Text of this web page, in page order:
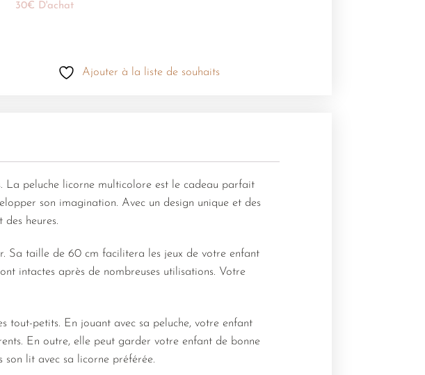
30€ D'achat
Ajouter à la liste de souhaits
La peluche licorne multicolore est le cadeau parfait
son imagination. Avec un design unique et des
heures.
Sa taille de 60 cm facilitera les jeux de votre enfant
intactes après de nombreuses utilisations. Votre
tout-petits. En jouant avec sa peluche, votre enfant
En outre, elle peut garder votre enfant de bonne
lit avec sa licorne préférée.